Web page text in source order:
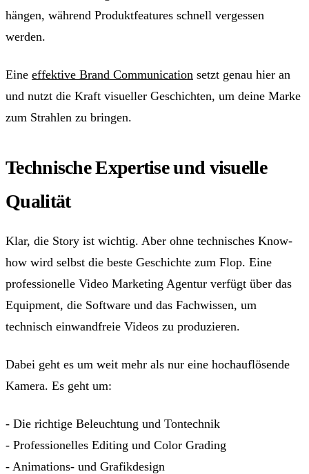
hängen, während Produktfeatures schnell vergessen
werden.
Eine effektive Brand Communication setzt genau hier an
und nutzt die Kraft visueller Geschichten, um deine Marke
zum Strahlen zu bringen.
Technische Expertise und visuelle
Qualität
Klar, die Story ist wichtig. Aber ohne technisches Know-
how wird selbst die beste Geschichte zum Flop. Eine
professionelle Video Marketing Agentur verfügt über das
Equipment, die Software und das Fachwissen, um
technisch einwandfreie Videos zu produzieren.
Dabei geht es um weit mehr als nur eine hochauflösende
Kamera. Es geht um:
- Die richtige Beleuchtung und Tontechnik
- Professionelles Editing und Color Grading
- Animations- und Grafikdesign